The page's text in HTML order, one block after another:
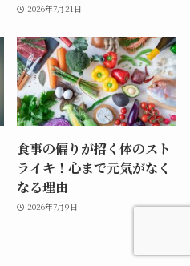
2026年7月21日
食事の偏りが招く体のスト
ライキ！心まで元気がなく
なる理由
2026年7月9日